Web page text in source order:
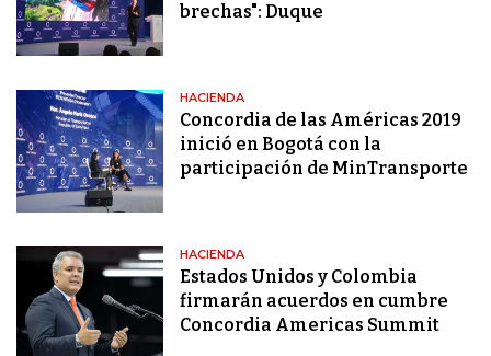
brechas": Duque
HACIENDA
Concordia de las Américas 2019
inició en Bogotá con la
participación de MinTransporte
HACIENDA
Estados Unidos y Colombia
firmarán acuerdos en cumbre
Concordia Americas Summit